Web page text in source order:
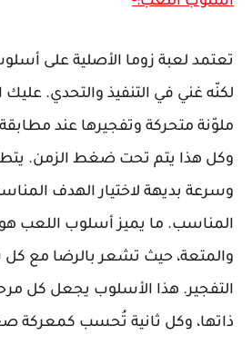
تعتمد لعبة زوما الأصلية على
لكنّه غني في التنفيذ والتحدي.
ملوّنة متحركة وتفجيرها عند مطابقة
وكل هذا يتم تحت ضغط الزمن. يتطلب
وسرعة بديهة لاختيار الهدف
المناسب. ما يميز أسلوب اللعب هو
والمتعة، حيث تشعر بالرضا مع
التفجير. هذا الأسلوب يجعل كل
ذاتها، وكل ثانية تُحسب كمعركة